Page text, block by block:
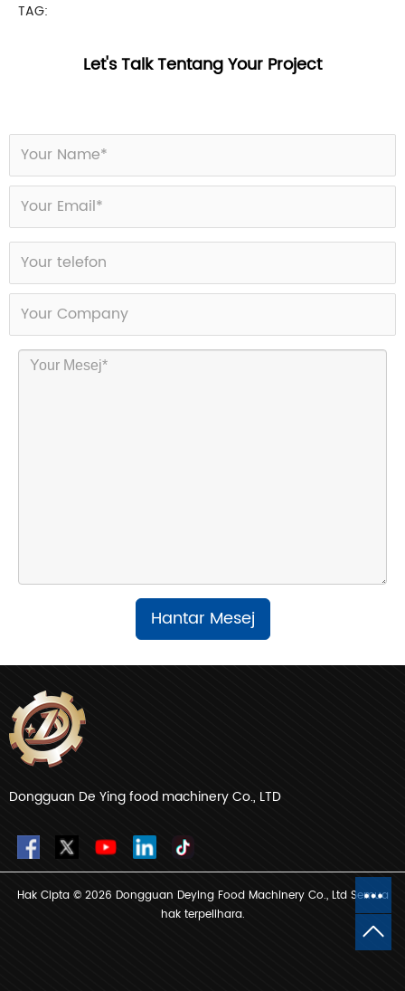
TAG:
Let's Talk Tentang Your Project
Hantar Mesej
Dongguan De Ying food machinery Co., LTD
Hak Cipta © 2026 Dongguan Deying Food Machinery Co., Ltd Semua
hak terpelihara.